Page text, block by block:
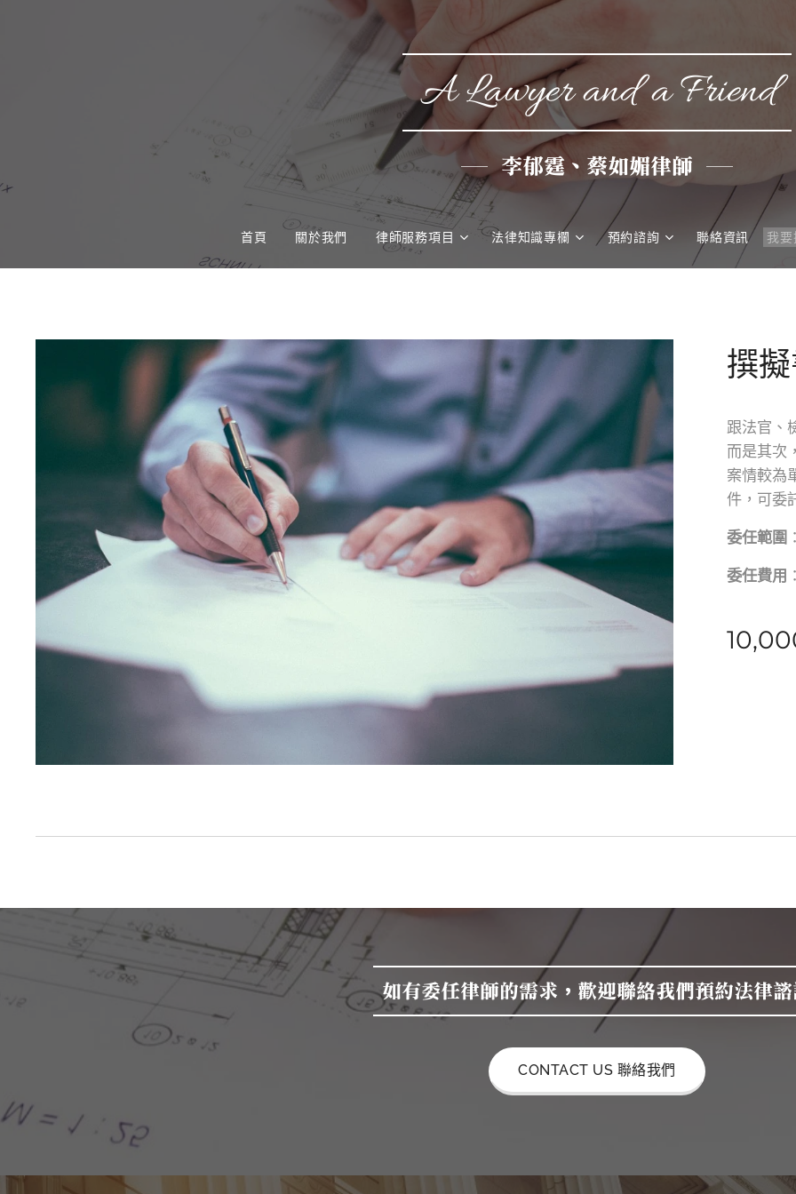
A Lawyer and a Friend
李郁霆、蔡如媚律師
首頁 關於我們 律師服務項目 法律知識專欄 預約諮詢 聯絡資訊
撰
跟法官、
而是其次
案情較為
件，可委
委任範圍
委任費用
如有委任律師的需求，歡迎聯絡我們預約法律諮
CONTACT US 聯絡我們